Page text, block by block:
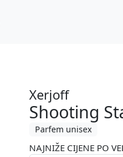
Xerjoff
Shooting
Parfem unisex
NAJNIŽE CIJENE PO